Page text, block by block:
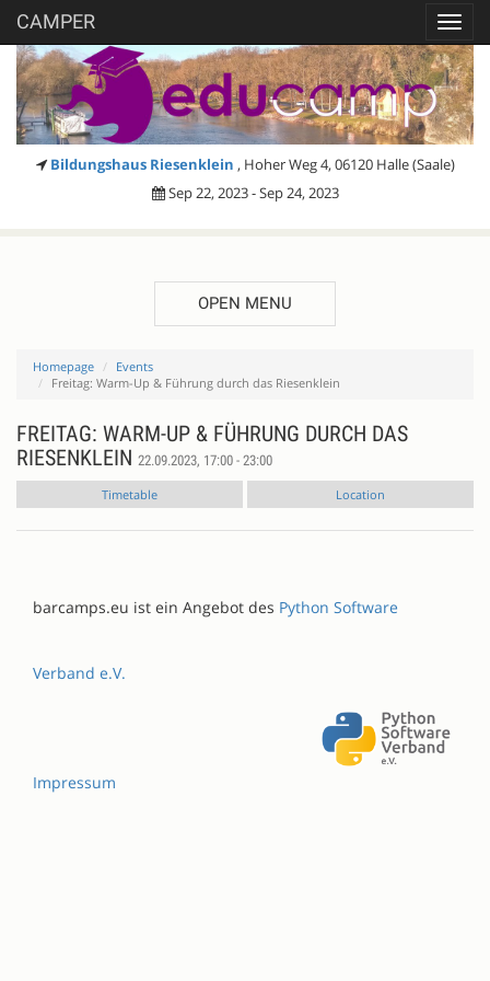
CAMPER
Bildungshaus Riesenklein , Hoher Weg 4, 06120 Halle (Saale)
Sep 22, 2023 - Sep 24, 2023
OPEN MENU
Homepage
Events
Freitag: Warm-Up & Führung durch das Riesenklein
FREITAG: WARM-UP & FÜHRUNG DURCH DAS
RIESENKLEIN 22.09.2023, 17:00 - 23:00
Timetable Location
barcamps.eu ist ein Angebot des Python Software
Verband e.V.
Impressum